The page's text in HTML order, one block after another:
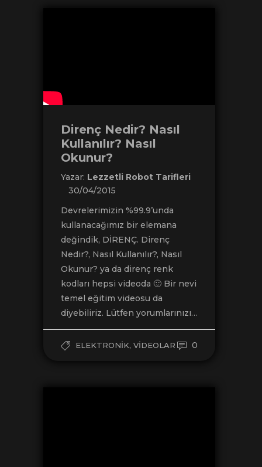
Direnç Nedir? Nasıl
Kullanılır? Nasıl
Okunur?
Yazar: Lezzetli Robot Tarifleri
30/04/2015
Devrelerimizin %99.9’unda
kullanacağımız bir elemana
değindik, DİRENÇ. Direnç
Nedir?, Nasıl Kullanılır?, Nasıl
Okunur? ya da direnç renk
kodları hepsi videoda 🙂 Bir nevi
temel eğitim videosu da
diyebiliriz. Lütfen yorumlarınızı…
ELEKTRONIK, VIDEOLAR 0